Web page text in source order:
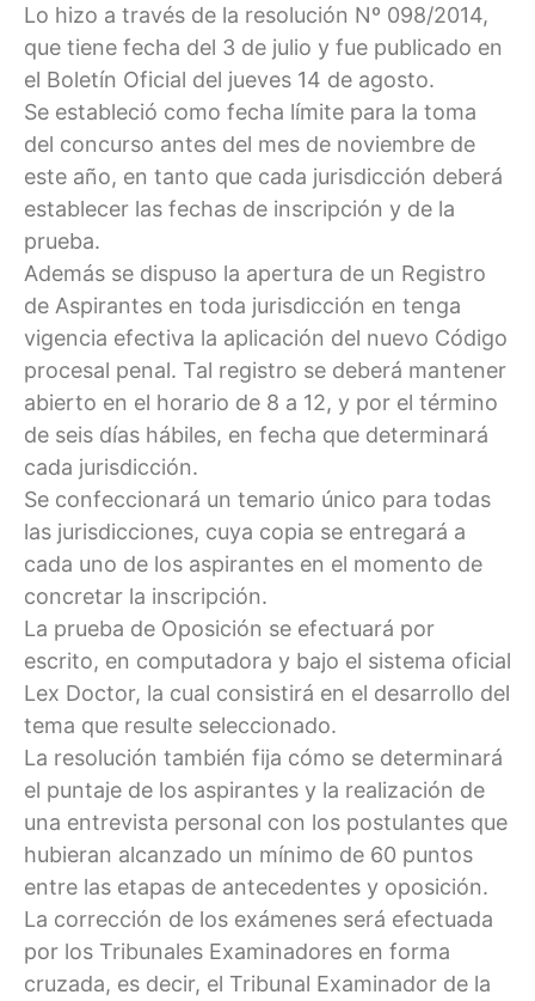
Lo hizo a través de la resolución Nº 098/2014,
que tiene fecha del 3 de julio y fue publicado en
el Boletín Oficial del jueves 14 de agosto.
Se estableció como fecha límite para la toma
del concurso antes del mes de noviembre de
este año, en tanto que cada jurisdicción deberá
establecer las fechas de inscripción y de la
prueba.
Además se dispuso la apertura de un Registro
de Aspirantes en toda jurisdicción en tenga
vigencia efectiva la aplicación del nuevo Código
procesal penal. Tal registro se deberá mantener
abierto en el horario de 8 a 12, y por el término
de seis días hábiles, en fecha que determinará
cada jurisdicción.
Se confeccionará un temario único para todas
las jurisdicciones, cuya copia se entregará a
cada uno de los aspirantes en el momento de
concretar la inscripción.
La prueba de Oposición se efectuará por
escrito, en computadora y bajo el sistema oficial
Lex Doctor, la cual consistirá en el desarrollo del
tema que resulte seleccionado.
La resolución también fija cómo se determinará
el puntaje de los aspirantes y la realización de
una entrevista personal con los postulantes que
hubieran alcanzado un mínimo de 60 puntos
entre las etapas de antecedentes y oposición.
La corrección de los exámenes será efectuada
por los Tribunales Examinadores en forma
cruzada, es decir, el Tribunal Examinador de la